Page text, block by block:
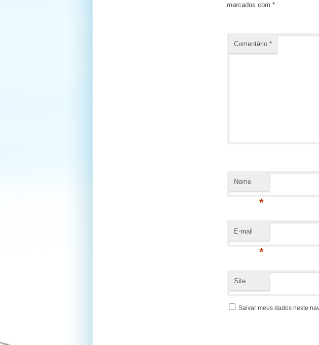
marcados com*
Comentário*
Nome
*
E-mail
*
Site
Salvar meus dados neste